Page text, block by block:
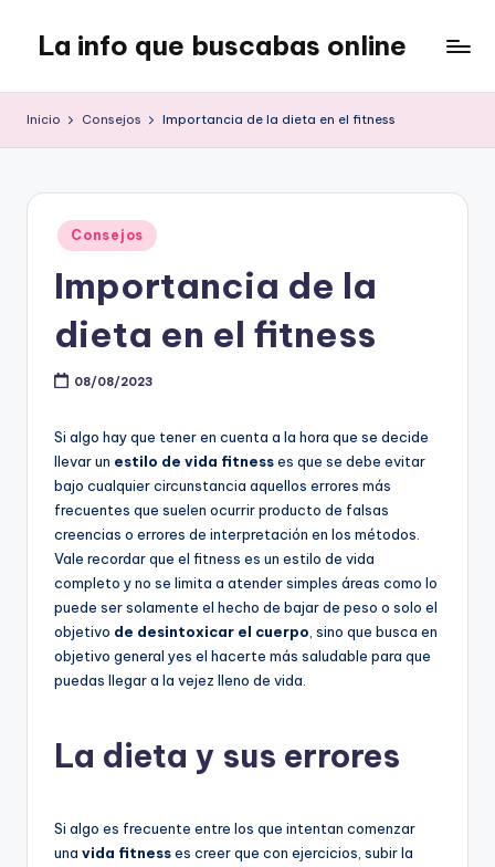
contenido
La info que buscabas online
para
leyendo
Inicio Consejos Importancia de la dieta en el fitness
Publicado
en
Consejos
Importancia de la
dieta en el fitness
08/08/2023
Si algo hay que tener en cuenta a la hora que se decide
llevar un estilo de vida fitnesses que se debe evitar
bajo cualquier circunstancia aquellos errores más
frecuentes que suelen ocurrir producto de falsas
creencias o errores de interpretación en los métodos.
Vale recordar que el fitness es un estilo de vida
completo y no se limita a atender simples áreas como lo
puede ser solamente el hecho de bajar de peso o solo el
objetivo de desintoxicar el cuerpo , sino que busca en
objetivo general yes el hacerte más saludable para que
puedas llegar a la vejez lleno de vida.
La dieta y sus errores
Si algo es frecuente entre los que intentan comenzar
una vida fitnesses creer que con ejercicios, subir la